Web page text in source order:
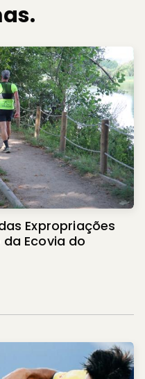
Ecovia do